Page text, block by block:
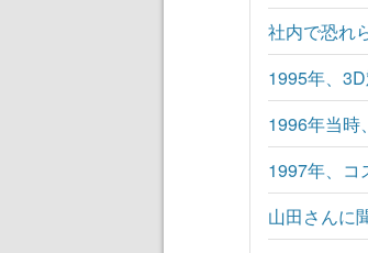
社内で恐れ
1995年、
1996年当
1997年、コ
山田さんに